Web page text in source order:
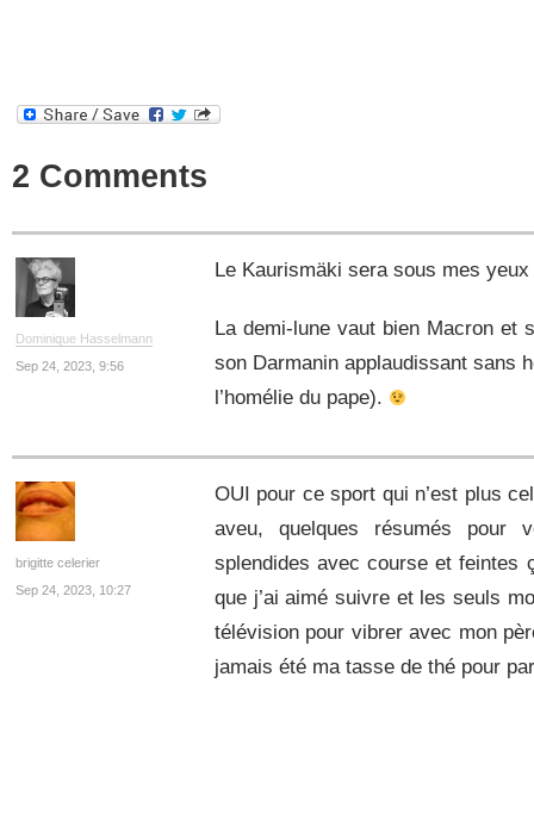
2 Comments
Dominique Hasselmann
Sep 24, 2023, 9:56
Le Kaurismäki sera sous mes
La demi-lune vaut bien Macron et
son Darmanin applaudissant sans
l’homélie du pape).
brigitte celerier
Sep 24, 2023, 10:27
OUI pour ce sport qui n’est plus
aveu, quelques résumés pour
splendides avec course et
que j’ai aimé suivre et les seuls
télévision pour vibrer avec mon
jamais été ma tasse de thé pour